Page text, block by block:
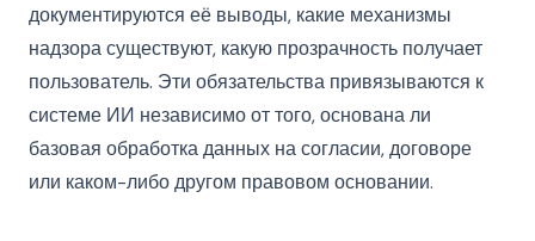
документируются её выводы, какие механизмы
надзора существуют, какую прозрачность получает
пользователь. Эти обязательства привязываются к
системе ИИ независимо от того, основана ли
базовая обработка данных на согласии, договоре
или каком-либо другом правовом основании.